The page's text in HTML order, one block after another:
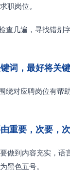
职岗位。
查几遍，寻找错别
词，最好将关键
绕对应聘岗位有帮
重要，次要，
做到内容充实，语
黑色五号。